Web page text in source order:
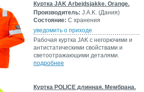
Куртка JAK Arbejdsjakke. Orange.
Производитель: J.A.K. (Дания)
Состояние: С хранения
уведомить о приходе
Рабочая куртка JAK с негорючими и
антистатическими свойствами и
светоотражающими деталями.
подробнее
Куртка POLICE длинная. Мембрана.